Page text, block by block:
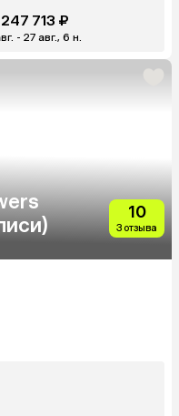
713 ₽
- 27 авг., 6 н.
10
3 отзыва